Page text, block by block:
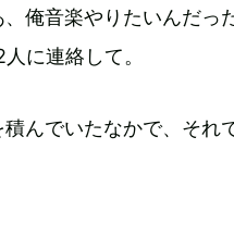
俺音楽やりたいんだっ
に連絡して。
んでいたなかで、それ